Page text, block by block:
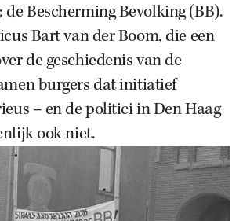
Bescherming Bevolking (BB).
Bart van der Boom, die een
de geschiedenis van de
burgers dat initiatief
– en de politici in Den Haag
ook niet.